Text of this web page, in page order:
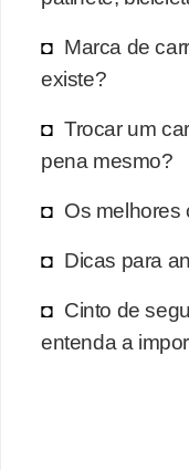
Marca de
existe?
Trocar um
pena mesmo?
Os melhores
Dicas para
Cinto de
entenda a